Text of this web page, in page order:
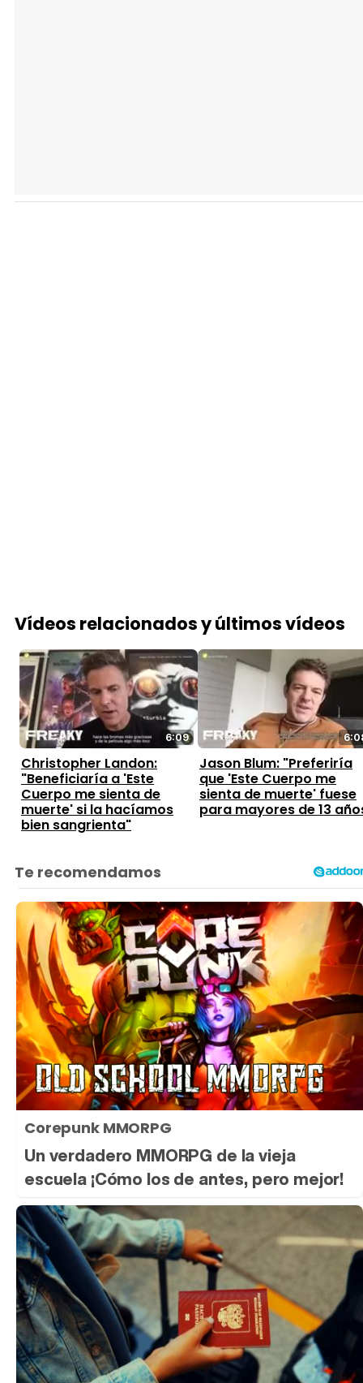
Vídeos relacionados y últimos vídeos
6:09
Christopher Landon:
"Beneficiaría a 'Este
Cuerpo me sienta de
muerte' si la hacíamos
bien sangrienta"
Jason Blum: "Preferiría
que 'Este Cuerpo me
sienta de muerte' fuese
para mayores de 13
Corepunk MMORPG
Un verdadero MMORPG de la vieja
escuela ¡Cómo los de antes, pero mejor!